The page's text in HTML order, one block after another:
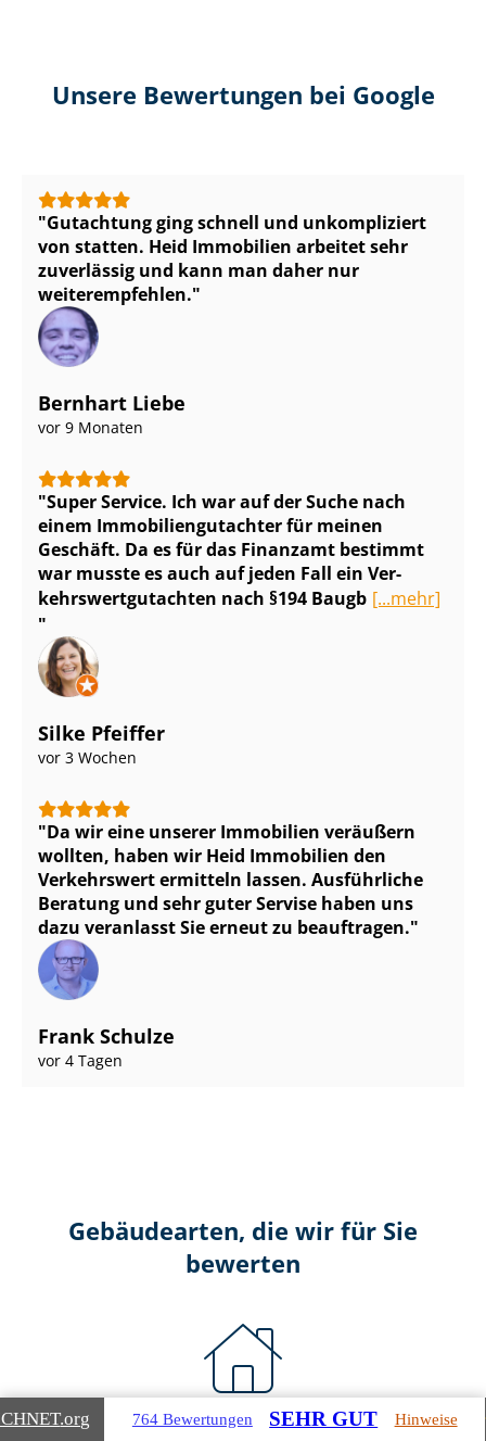
Unsere Bewertungen bei Google
Gutachtung ging schnell und unkompliziert
von statten. Heid Immobilien arbeitet sehr
zuverlässig und kann man daher nur
weiterempfehlen.
Bernhart Liebe
vor 9 Monaten
Super Service. Ich war auf der Suche nach
einem Im­mo­bi­li­en­gut­ach­ter für meinen
Geschäft. Da es für das Finanzamt bestimmt
war musste es auch auf jeden Fall ein Ver­
kehrs­wert­gut­ach­ten nach §194 Baugb [...mehr]
Silke Pfeiffer
vor 3 Wochen
Da wir eine unserer Immobilien veräußern
wollten, haben wir Heid Immobilien den
Verkehrswert ermitteln lassen. Ausführliche
Beratung und sehr guter Servise haben uns
dazu veranlasst Sie erneut zu beauftragen.
Frank Schulze
vor 4 Tagen
Gebäudearten, die wir für Sie
bewerten
Wohnimmobilien
.org 764 Bewertungen SEHR GUT Hinweise